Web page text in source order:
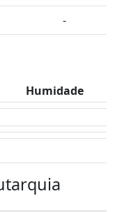
-
Humidade